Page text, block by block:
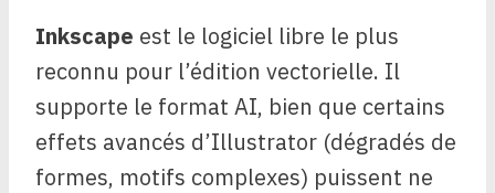
Inkscape est le logiciel libre le plus
reconnu pour l’édition vectorielle. Il
supporte le format AI, bien que certains
effets avancés d’Illustrator (dégradés de
formes, motifs complexes) puissent ne